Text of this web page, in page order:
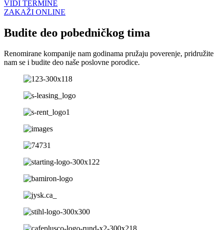
VIDI TERMINE
ZAKAŽI ONLINE
Budite deo pobedničkog tima
Renomirane kompanije nam godinama pružaju poverenje, pridružite
nam se i budite deo naše poslovne porodice.